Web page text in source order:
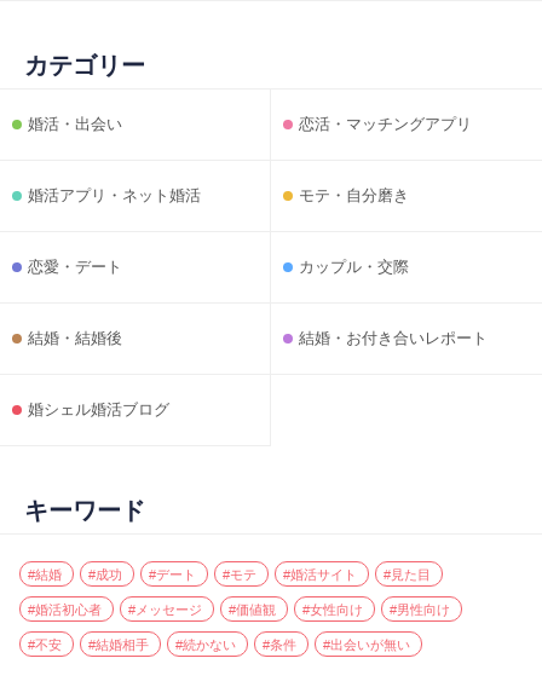
カテゴリー
婚活・出会い 恋活・マッチングアプリ
婚活アプリ・ネット婚活 モテ・自分磨き
恋愛・デート カップル・交際
結婚・結婚後 結婚・お付き合いレポート
婚シェル婚活ブログ
キーワード
#結婚 #成功 #デート #モテ #婚活サイト #見た目
#婚活初心者 #メッセージ #価値観 #女性向け #男性向け
#不安 #結婚相手 #続かない #条件 #出会いが無い